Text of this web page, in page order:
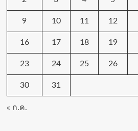
9 10 11 12
16 17 18 19
23 24 25 26
30 31
« ก.ค.